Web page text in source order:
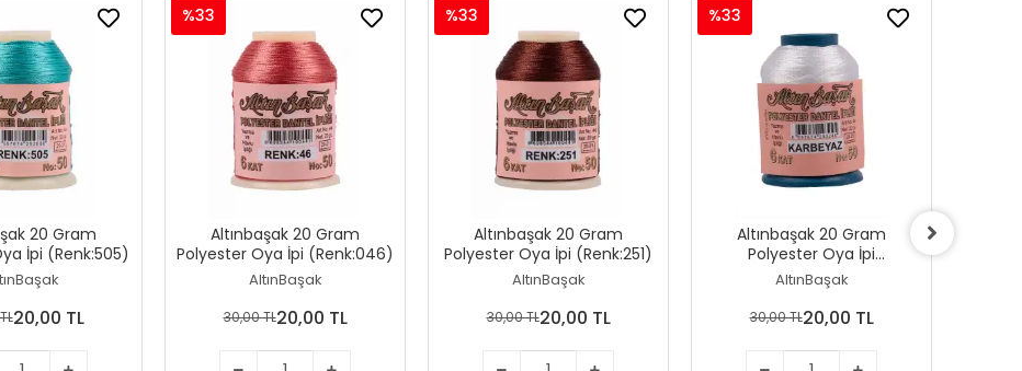
20 Gram
İpi (Renk:505)
20,00 TL
Altınbaşak 20 Gram
Polyester Oya İpi (Renk:046)
AltınBaşak
%33
30,00 TL20,00 TL
Altınbaşak 20 Gram
Polyester Oya İpi (Renk:251)
AltınBaşak
%33
30,00 TL20,00 TL
Altınbaşak 20 Gram
Polyester Oya İpi
(Renk:Karbeyaz)
AltınBaşak
%33
30,00 TL20,00 TL